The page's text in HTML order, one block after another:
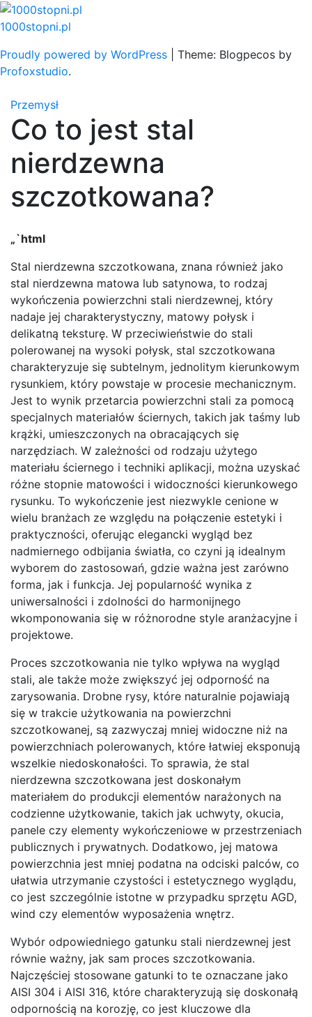
Skip
to
1000stopni.pl
Proudly powered by WordPress
Theme: Blogpecos by
Profoxstudio.
Przemysł
Co to jest stal
nierdzewna
szczotkowana?
„`html
Stal nierdzewna szczotkowana, znana również jako
stal nierdzewna matowa lub satynowa, to rodzaj
wykończenia powierzchni stali nierdzewnej, który
nadaje jej charakterystyczny, matowy połysk i
delikatną teksturę. W przeciwieństwie do stali
polerowanej na wysoki połysk, stal szczotkowana
charakteryzuje się subtelnym, jednolitym kierunkowym
rysunkiem, który powstaje w procesie mechanicznym.
Jest to wynik przetarcia powierzchni stali za pomocą
specjalnych materiałów ściernych, takich jak taśmy lub
krążki, umieszczonych na obracających się
narzędziach. W zależności od rodzaju użytego
materiału ściernego i techniki aplikacji, można uzyskać
różne stopnie matowości i widoczności kierunkowego
rysunku. To wykończenie jest niezwykle cenione w
wielu branżach ze względu na połączenie estetyki i
praktyczności, oferując elegancki wygląd bez
nadmiernego odbijania światła, co czyni ją idealnym
wyborem do zastosowań, gdzie ważna jest zarówno
forma, jak i funkcja. Jej popularność wynika z
uniwersalności i zdolności do harmonijnego
wkomponowania się w różnorodne style aranżacyjne i
projektowe.
Proces szczotkowania nie tylko wpływa na wygląd
stali, ale także może zwiększyć jej odporność na
zarysowania. Drobne rysy, które naturalnie pojawiają
się w trakcie użytkowania na powierzchni
szczotkowanej, są zazwyczaj mniej widoczne niż na
powierzchniach polerowanych, które łatwiej eksponują
wszelkie niedoskonałości. To sprawia, że stal
nierdzewna szczotkowana jest doskonałym
materiałem do produkcji elementów narażonych na
codzienne użytkowanie, takich jak uchwyty, okucia,
panele czy elementy wykończeniowe w przestrzeniach
publicznych i prywatnych. Dodatkowo, jej matowa
powierzchnia jest mniej podatna na odciski palców, co
ułatwia utrzymanie czystości i estetycznego wyglądu,
co jest szczególnie istotne w przypadku sprzętu AGD,
wind czy elementów wyposażenia wnętrz.
Wybór odpowiedniego gatunku stali nierdzewnej jest
równie ważny, jak sam proces szczotkowania.
Najczęściej stosowane gatunki to te oznaczane jako
AISI 304 i AISI 316, które charakteryzują się doskonałą
odpornością na korozję, co jest kluczowe dla